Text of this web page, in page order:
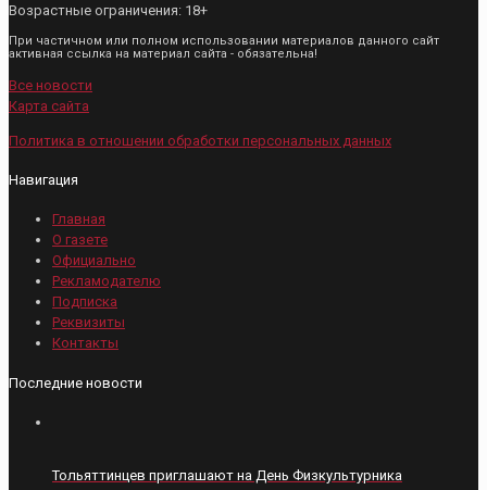
Возрастные ограничения: 18+
При частичном или полном использовании материалов данного сайт
активная ссылка на материал сайта - обязательна!
Все новости
Карта сайта
Политика в отношении обработки персональных данных
Навигация
Главная
О газете
Официально
Рекламодателю
Подписка
Реквизиты
Контакты
Последние новости
Тольяттинцев приглашают на День Физкультурника